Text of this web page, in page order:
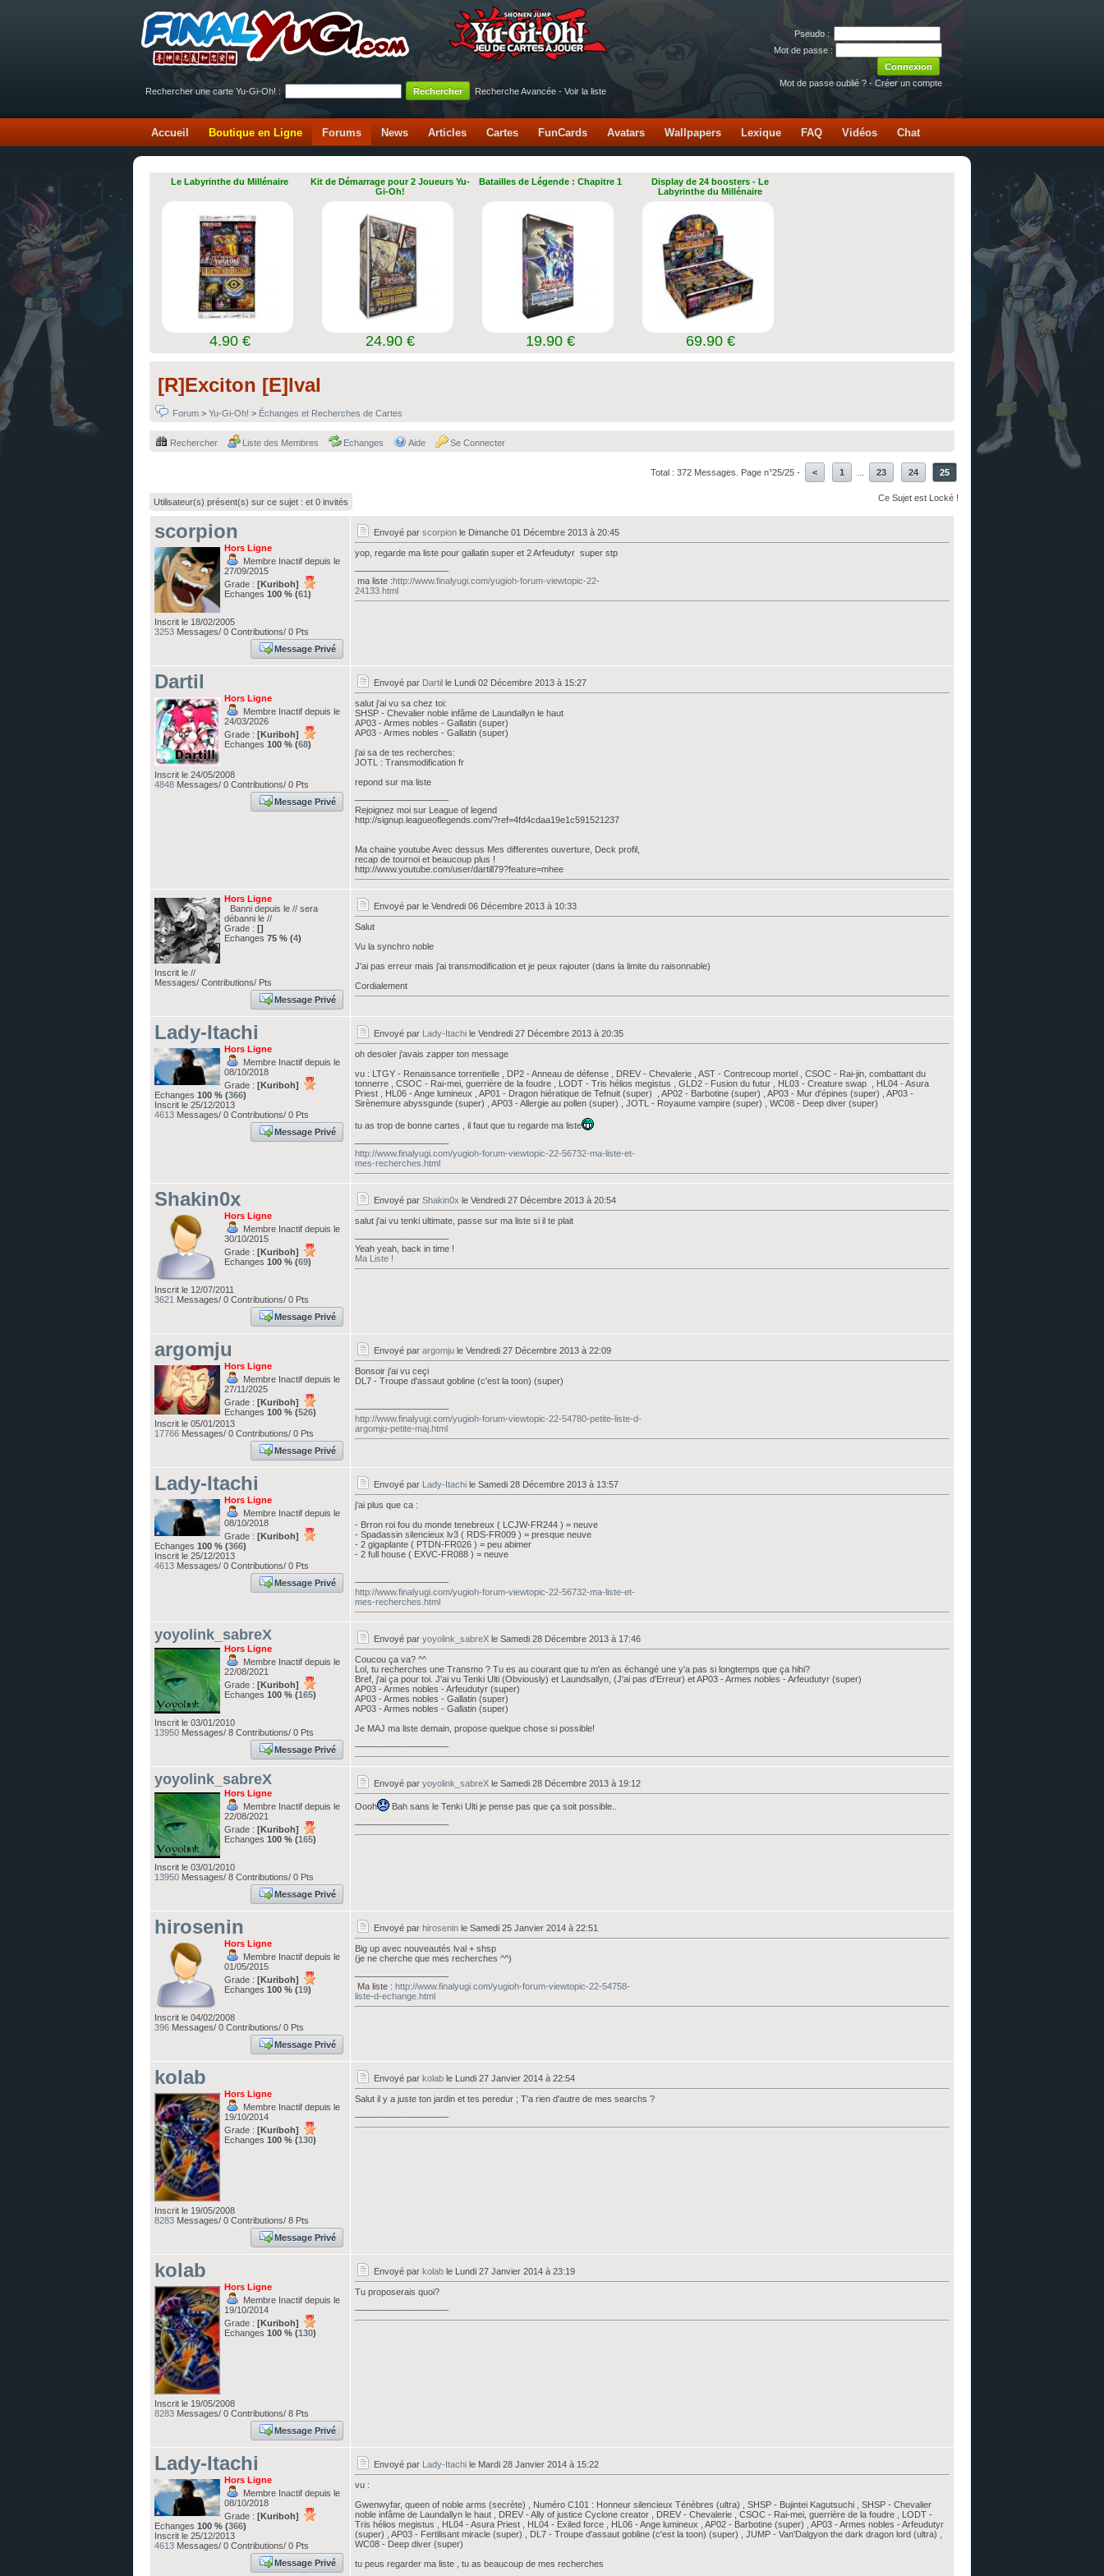
Pseudo :
Mot de passe :
Mot de passe oublié ? - Créer un compte
Rechercher une carte Yu-Gi-Oh! :
Recherche Avancée - Voir la liste
Accueil Boutique en Ligne Forums News Articles Cartes FunCards Avatars Wallpapers Lexique FAQ Vidéos Chat
Le Labyrinthe du Millénaire
4.90 €
Kit de Démarrage pour 2 Joueurs Yu-
Gi-Oh!
24.90 €
Batailles de Légende : Chapitre 1
19.90 €
Display de 24 boosters - Le
Labyrinthe du Millénaire
69.90 €
[R]Exciton [E]lval
Forum > Yu-Gi-Oh! > Échanges et Recherches de Cartes
Rechercher Liste des Membres Echanges Aide Se Connecter
Total : 372 Messages. Page n°25/25 - < 1 23 24 25
Utilisateur(s) présent(s) sur ce sujet : et 0 invités Ce Sujet est Locké !
scorpion
Hors Ligne
Membre Inactif depuis le
27/09/2015
Grade : [Kuriboh]
Echanges 100 % (61)
Inscrit le 18/02/2005
3253 Messages/ 0 Contributions/ 0 Pts
Message Privé
Envoyé par scorpion le Dimanche 01 Décembre 2013 à 20:45
yop, regarde ma liste pour gallatin super et 2 Arfeudutyr super stp
ma liste :http://www.finalyugi.com/yugioh-forum-viewtopic-22-
24133.html
Dartil
Hors Ligne
Membre Inactif depuis le
24/03/2026
Grade : [Kuriboh]
Echanges 100 % (68)
Inscrit le 24/05/2008
4848 Messages/ 0 Contributions/ 0 Pts
Message Privé
Envoyé par Dartil le Lundi 02 Décembre 2013 à 15:27
salut j'ai vu sa chez toi:
SHSP - Chevalier noble infâme de Laundallyn le haut
AP03 - Armes nobles - Gallatin (super)
AP03 - Armes nobles - Gallatin (super)
j'ai sa de tes recherches:
JOTL : Transmodification fr
repond sur ma liste
Rejoignez moi sur League of legend
http://signup.leagueoflegends.com/?ref=4fd4cdaa19e1c591521237
Ma chaine youtube Avec dessus Mes differentes ouverture, Deck profil,
recap de tournoi et beaucoup plus !
http://www.youtube.com/user/dartill79?feature=mhee
Hors Ligne
Banni depuis le // sera
débanni le //
Grade : []
Echanges 75 % (4)
Inscrit le //
Messages/ Contributions/ Pts
Message Privé
Envoyé par le Vendredi 06 Décembre 2013 à 10:33
Salut
Vu la synchro noble
J'ai pas erreur mais j'ai transmodification et je peux rajouter (dans la limite du raisonnable)
Cordialement
Lady-Itachi
Hors Ligne
Membre Inactif depuis le
08/10/2018
Grade : [Kuriboh]
Echanges 100 % (366)
Inscrit le 25/12/2013
4613 Messages/ 0 Contributions/ 0 Pts
Message Privé
Envoyé par Lady-Itachi le Vendredi 27 Décembre 2013 à 20:35
oh desoler j'avais zapper ton message
vu : LTGY - Renaissance torrentielle , DP2 - Anneau de défense , DREV - Chevalerie , AST - Contrecoup mortel , CSOC - Rai-jin, combattant du
tonnerre , CSOC - Rai-mei, guerrière de la foudre , LODT - Tris hélios megistus , GLD2 - Fusion du futur , HL03 - Creature swap , HL04 - Asura
Priest , HL06 - Ange lumineux , AP01 - Dragon hiératique de Tefnuit (super) , AP02 - Barbotine (super) , AP03 - Mur d'épines (super) , AP03 -
Sirènemure abyssgunde (super) , AP03 - Allergie au pollen (super) , JOTL - Royaume vampire (super) , WC08 - Deep diver (super)
tu as trop de bonne cartes , il faut que tu regarde ma liste
http://www.finalyugi.com/yugioh-forum-viewtopic-22-56732-ma-liste-et-
mes-recherches.html
Shakin0x
Hors Ligne
Membre Inactif depuis le
30/10/2015
Grade : [Kuriboh]
Echanges 100 % (69)
Inscrit le 12/07/2011
3621 Messages/ 0 Contributions/ 0 Pts
Message Privé
Envoyé par Shakin0x le Vendredi 27 Décembre 2013 à 20:54
salut j'ai vu tenki ultimate, passe sur ma liste si il te plait
Yeah yeah, back in time !
Ma Liste !
argomju
Hors Ligne
Membre Inactif depuis le
27/11/2025
Grade : [Kuriboh]
Echanges 100 % (526)
Inscrit le 05/01/2013
17766 Messages/ 0 Contributions/ 0 Pts
Message Privé
Envoyé par argomju le Vendredi 27 Décembre 2013 à 22:09
Bonsoir j'ai vu ceçi
DL7 - Troupe d'assaut gobline (c'est la toon) (super)
http://www.finalyugi.com/yugioh-forum-viewtopic-22-54780-petite-liste-d-
argomju-petite-maj.html
Lady-Itachi
Hors Ligne
Membre Inactif depuis le
08/10/2018
Grade : [Kuriboh]
Echanges 100 % (366)
Inscrit le 25/12/2013
4613 Messages/ 0 Contributions/ 0 Pts
Message Privé
Envoyé par Lady-Itachi le Samedi 28 Décembre 2013 à 13:57
j'ai plus que ca :
- Brron roi fou du monde tenebreux ( LCJW-FR244 ) = neuve
- Spadassin silencieux lv3 ( RDS-FR009 ) = presque neuve
- 2 gigaplante ( PTDN-FR026 ) = peu abimer
- 2 full house ( EXVC-FR088 ) = neuve
http://www.finalyugi.com/yugioh-forum-viewtopic-22-56732-ma-liste-et-
mes-recherches.html
yoyolink_sabreX
Hors Ligne
Membre Inactif depuis le
22/08/2021
Grade : [Kuriboh]
Echanges 100 % (165)
Inscrit le 03/01/2010
13950 Messages/ 8 Contributions/ 0 Pts
Message Privé
Envoyé par yoyolink_sabreX le Samedi 28 Décembre 2013 à 17:46
Coucou ça va? ^^
Lol, tu recherches une Transmo ? Tu es au courant que tu m'en as échangé une y'a pas si longtemps que ça hihi?
Bref, j'ai ça pour toi. J'ai vu Tenki Ulti (Obviously) et Laundsallyn, (J'ai pas d'Erreur) et AP03 - Armes nobles - Arfeudutyr (super)
AP03 - Armes nobles - Arfeudutyr (super)
AP03 - Armes nobles - Gallatin (super)
AP03 - Armes nobles - Gallatin (super)
Je MAJ ma liste demain, propose quelque chose si possible!
yoyolink_sabreX
Hors Ligne
Membre Inactif depuis le
22/08/2021
Grade : [Kuriboh]
Echanges 100 % (165)
Inscrit le 03/01/2010
13950 Messages/ 8 Contributions/ 0 Pts
Message Privé
Envoyé par yoyolink_sabreX le Samedi 28 Décembre 2013 à 19:12
Oooh
Bah sans le Tenki Ulti je pense pas que ça soit possible..
hirosenin
Hors Ligne
Membre Inactif depuis le
01/05/2015
Grade : [Kuriboh]
Echanges 100 % (19)
Inscrit le 04/02/2008
396 Messages/ 0 Contributions/ 0 Pts
Message Privé
Envoyé par hirosenin le Samedi 25 Janvier 2014 à 22:51
Big up avec nouveautés lval + shsp
(je ne cherche que mes recherches ^^)
Ma liste : http://www.finalyugi.com/yugioh-forum-viewtopic-22-54758-
liste-d-echange.html
kolab
Hors Ligne
Membre Inactif depuis le
19/10/2014
Grade : [Kuriboh]
Echanges 100 % (130)
Inscrit le 19/05/2008
8283 Messages/ 0 Contributions/ 8 Pts
Message Privé
Envoyé par kolab le Lundi 27 Janvier 2014 à 22:54
Salut il y a juste ton jardin et tes peredur ; T'a rien d'autre de mes searchs ?
kolab
Hors Ligne
Membre Inactif depuis le
19/10/2014
Grade : [Kuriboh]
Echanges 100 % (130)
Inscrit le 19/05/2008
8283 Messages/ 0 Contributions/ 8 Pts
Message Privé
Envoyé par kolab le Lundi 27 Janvier 2014 à 23:19
Tu proposerais quoi?
Lady-Itachi
Hors Ligne
Membre Inactif depuis le
08/10/2018
Grade : [Kuriboh]
Echanges 100 % (366)
Inscrit le 25/12/2013
4613 Messages/ 0 Contributions/ 0 Pts
Message Privé
Envoyé par Lady-Itachi le Mardi 28 Janvier 2014 à 15:22
vu :
Gwenwyfar, queen of noble arms (secrète) , Numéro C101 : Honneur silencieux Ténèbres (ultra) , SHSP - Bujintei Kagutsuchi , SHSP - Chevalier
noble infâme de Laundallyn le haut , DREV - Ally of justice Cyclone creator , DREV - Chevalerie , CSOC - Rai-mei, guerrière de la foudre , LODT -
Tris hélios megistus , HL04 - Asura Priest , HL04 - Exiled force , HL06 - Ange lumineux , AP02 - Barbotine (super) , AP03 - Armes nobles - Arfeudutyr
(super) , AP03 - Fertilisant miracle (super) , DL7 - Troupe d'assaut gobline (c'est la toon) (super) , JUMP - Van'Dalgyon the dark dragon lord (ultra) ,
WC08 - Deep diver (super)
tu peus regarder ma liste , tu as beaucoup de mes recherches